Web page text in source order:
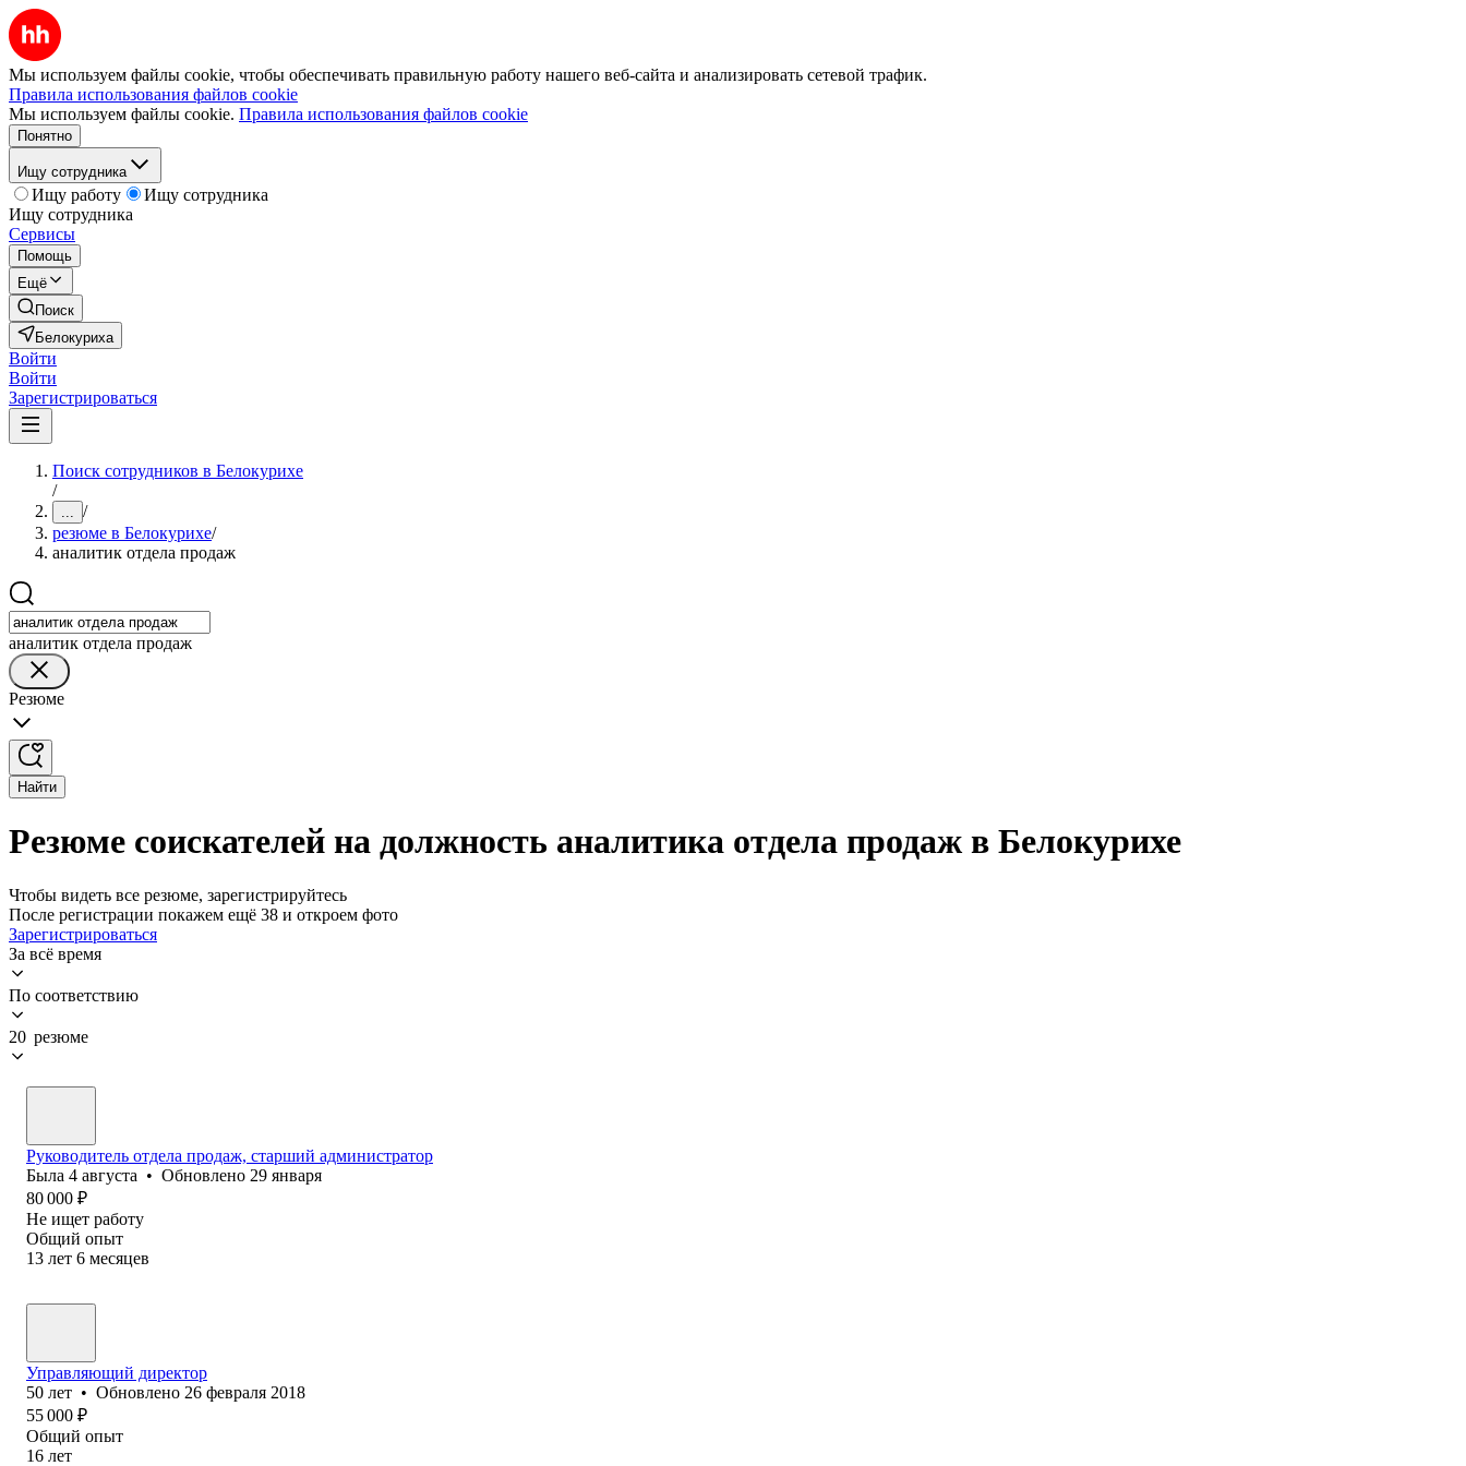
Мы используем файлы cookie, чтобы обеспечивать правильную работу нашего веб-сайта и анализировать сетевой трафик.
Правила использования файлов cookie
Мы используем файлы cookie. Правила использования файлов cookie
Понятно
Ищу сотрудника
Ищу работу
Ищу сотрудника
Ищу сотрудника
Сервисы
Помощь
Ещё
Поиск
Белокуриха
Войти
Войти
Зарегистрироваться
Поиск сотрудников в Белокурихе
/
... /
резюме в Белокурихе/
аналитик отдела продаж
аналитик отдела продаж
Резюме
Найти
Резюме соискателей на должность аналитика отдела продаж в Белокурихе
Чтобы видеть все резюме, зарегистрируйтесь
После регистрации покажем ещё 38 и откроем фото
Зарегистрироваться
За всё время
По соответствию
20 резюме
Руководитель отдела продаж, старший администратор
Была 4 августа • Обновлено 29 января
80 000 ₽
Не ищет работу
Общий опыт
13 лет 6 месяцев
Управляющий директор
50 лет • Обновлено 26 февраля 2018
55 000 ₽
Общий опыт
16 лет